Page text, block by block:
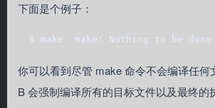
下面是个例子：
$ make  make: Nothing to be
你可以看到尽管 make 命令不会编译任何
B 会强制编译所有的目标文件以及最终的